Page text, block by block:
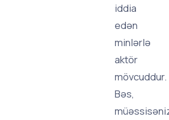
iddia
edən
minlərlə
aktör
mövcuddur.
Bəs,